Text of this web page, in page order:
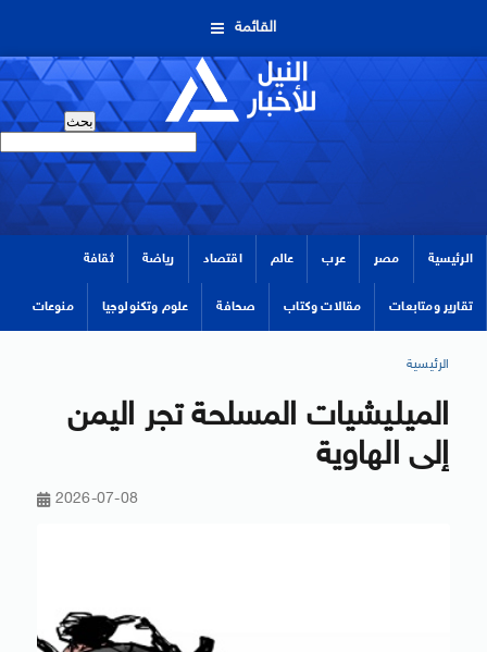
القائمة
الرئيسية مصر عرب عالم اقتصاد رياضة ثقافة
تقارير ومتابعات مقالات وكتاب صحافة علوم وتكنولوجيا منوعات
الرئيسية
الميليشيات المسلحة تجر اليمن
إلى الهاوية
2026-07-08